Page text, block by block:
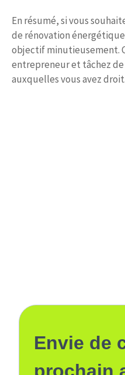
En résumé, si vous
de rénovation
objectif minutieusement.
entrepreneur et tâchez de
auxquelles vous avez droit.
Envie de
prochain